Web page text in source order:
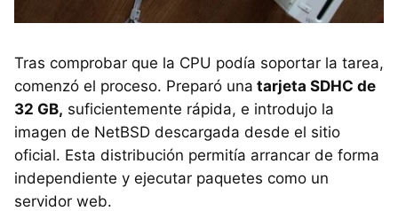
Tras comprobar que la CPU podía soportar la tarea,
comenzó el proceso. Preparó una tarjeta SDHC de
32 GB, suficientemente rápida, e introdujo la
imagen de NetBSD descargada desde el sitio
oficial. Esta distribución permitía arrancar de forma
independiente y ejecutar paquetes como un
servidor web.